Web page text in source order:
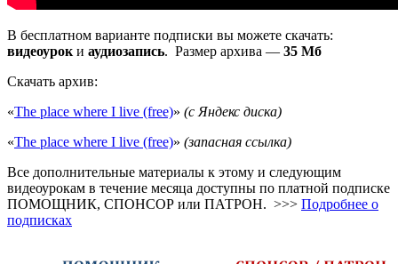
В бесплатном варианте подписки вы можете скачать:
видеоурок и аудиозапись. Размер архива — 35 Мб
Скачать архив:
«The place where I live (free)» (с Яндекс диска)
«The place where I live (free)» (запасная ссылка)
Все дополнительные материалы к этому и следующим
видеоурокам в течение месяца доступны по платной подписке
ПОМОЩНИК, СПОНСОР или ПАТРОН. >>> Подробнее о
подписках